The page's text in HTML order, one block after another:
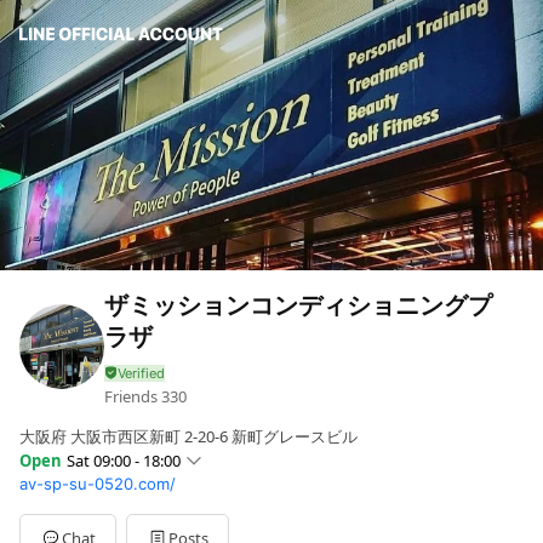
ザミッションコンディショニングプ
ラザ
Friends330
大阪府 大阪市西区新町 2-20-6 新町グレースビル
Open Sat 09:00 - 18:00
Sat09:00 - 18:00
Mon10:00 - 20:00
av-sp-su-0520.com/
Chat Posts